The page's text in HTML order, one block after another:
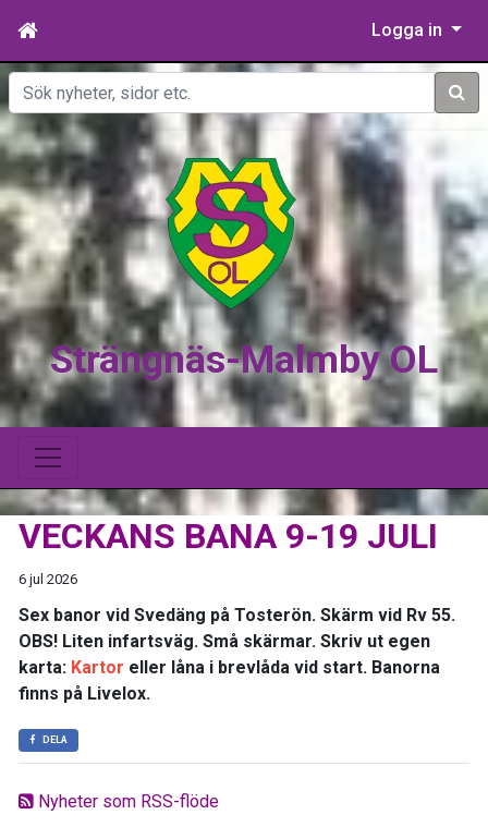
Logga in
Sök
Strängnäs-Malmby OL
Nyheter som RSS-flöde
VECKANS BANA 9-19 JULI
6 jul 2026
Sex banor vid Svedäng på Tosterön. Skärm vid Rv 55.
OBS! Liten infartsväg. Små skärmar. Skriv ut egen
karta: Kartor eller låna i brevlåda vid start. Banorna
finns på Livelox.
DELA